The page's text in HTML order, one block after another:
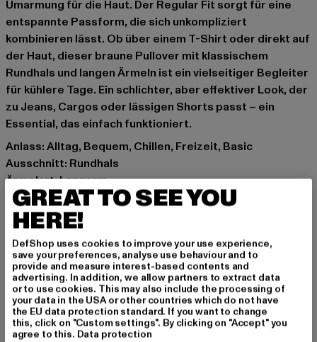
Umarmung für die Haut. Der Regular Fit sorgt für eine
entspannte Passform, die sich unkompliziert
kombinieren lässt. Ob über einem T-Shirt oder direkt auf
der Haut, dieser braune Pullover mit klassischem
Rundhals und langen Ärmeln ist ein vielseitiger Begleiter
für kühlere Tage. Ein schlichter, aber effektiver Look, der
zu Jeans, Cargos oder lässigen Shorts passt – ein
Essential, das einfach funktioniert.
Anlass: Alltag, Bequem, Chillen, Freizeit, Basic
Ausschnitt: Rundhals
Ärmelart: Langarm
Muster: Unifarben
Details: Rippstrickbündchen
Schnitt: Regulär
Marke: Urban Classics
Kat.: Pullover
Farbe: braun
Hersteller Farbe: chocolatebrown
Materialzusammensetzung: 70% Baumwolle, 30%
Polyester
GREAT TO SEE YOU
HERE!
DefShop uses cookies to improve your use experience,
save your preferences, analyse use behaviour and to
provide and measure interest-based contents and
advertising. In addition, we allow partners to extract data
or to use cookies. This may also include the processing of
your data in the USA or other countries which do not have
the EU data protection standard. If you want to change
this, click on "Custom settings". By clicking on "Accept" you
agree to this. Data protection